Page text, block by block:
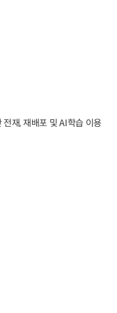
재, 재배포 및 AI학습 이용